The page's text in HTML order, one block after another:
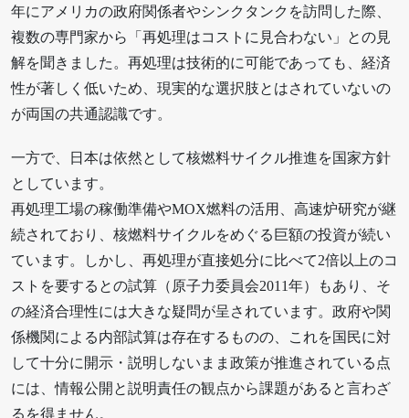
年にアメリカの政府関係者やシンクタンクを訪問した際、
複数の専門家から「再処理はコストに見合わない」との見
解を聞きました。再処理は技術的に可能であっても、経済
性が著しく低いため、現実的な選択肢とはされていないの
が両国の共通認識です。
一方で、日本は依然として核燃料サイクル推進を国家方針
としています。
再処理工場の稼働準備やMOX燃料の活用、高速炉研究が継
続されており、核燃料サイクルをめぐる巨額の投資が続い
ています。しかし、再処理が直接処分に比べて2倍以上のコ
ストを要するとの試算（原子力委員会2011年）もあり、そ
の経済合理性には大きな疑問が呈されています。政府や関
係機関による内部試算は存在するものの、これを国民に対
して十分に開示・説明しないまま政策が推進されている点
には、情報公開と説明責任の観点から課題があると言わざ
るを得ません。